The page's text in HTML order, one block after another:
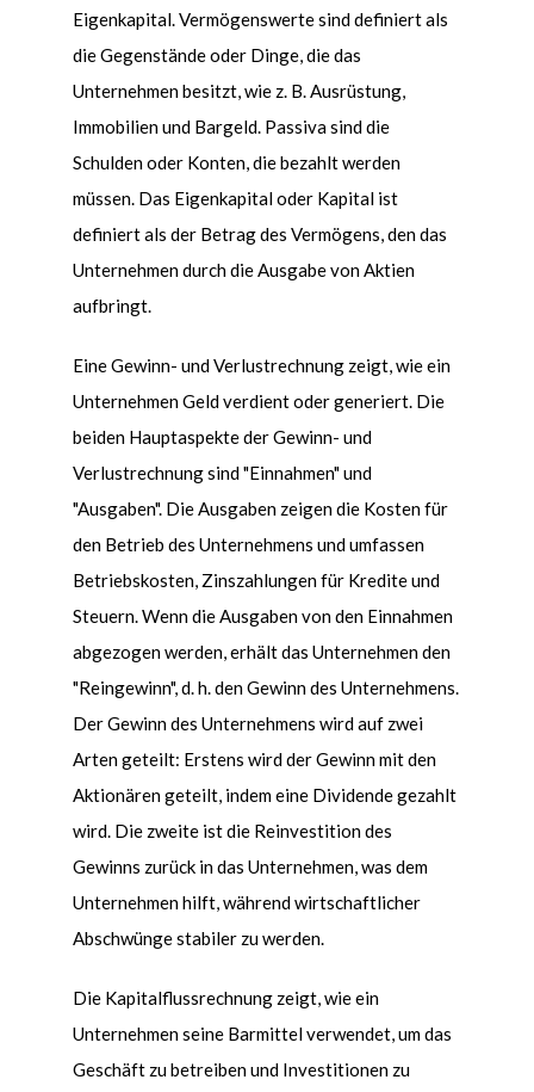
Eigenkapital. Vermögenswerte sind definiert als
die Gegenstände oder Dinge, die das
Unternehmen besitzt, wie z. B. Ausrüstung,
Immobilien und Bargeld. Passiva sind die
Schulden oder Konten, die bezahlt werden
müssen. Das Eigenkapital oder Kapital ist
definiert als der Betrag des Vermögens, den das
Unternehmen durch die Ausgabe von Aktien
aufbringt.
Eine Gewinn- und Verlustrechnung zeigt, wie ein
Unternehmen Geld verdient oder generiert. Die
beiden Hauptaspekte der Gewinn- und
Verlustrechnung sind "Einnahmen" und
"Ausgaben". Die Ausgaben zeigen die Kosten für
den Betrieb des Unternehmens und umfassen
Betriebskosten, Zinszahlungen für Kredite und
Steuern. Wenn die Ausgaben von den Einnahmen
abgezogen werden, erhält das Unternehmen den
"Reingewinn", d. h. den Gewinn des Unternehmens.
Der Gewinn des Unternehmens wird auf zwei
Arten geteilt: Erstens wird der Gewinn mit den
Aktionären geteilt, indem eine Dividende gezahlt
wird. Die zweite ist die Reinvestition des
Gewinns zurück in das Unternehmen, was dem
Unternehmen hilft, während wirtschaftlicher
Abschwünge stabiler zu werden.
Die Kapitalflussrechnung zeigt, wie ein
Unternehmen seine Barmittel verwendet, um das
Geschäft zu betreiben und Investitionen zu